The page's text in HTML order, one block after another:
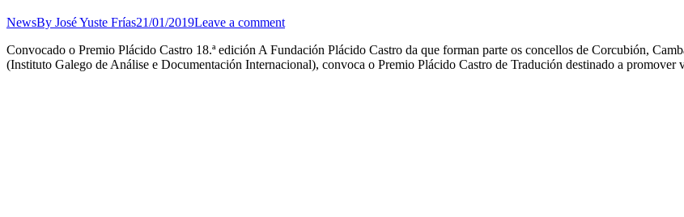
NewsBy José Yuste Frías21/01/2019Leave a comment
Convocado o Premio Plácido Castro 18.ª edición A Fundación Plácido Castro da que forman parte os concellos de Corcubión,
(Instituto Galego de Análise e Documentación Internacional), convoca o Premio Plácido Castro de Tradución destinado a promover